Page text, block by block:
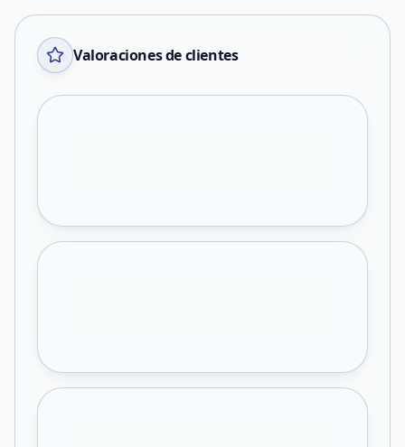
Valoraciones de clientes